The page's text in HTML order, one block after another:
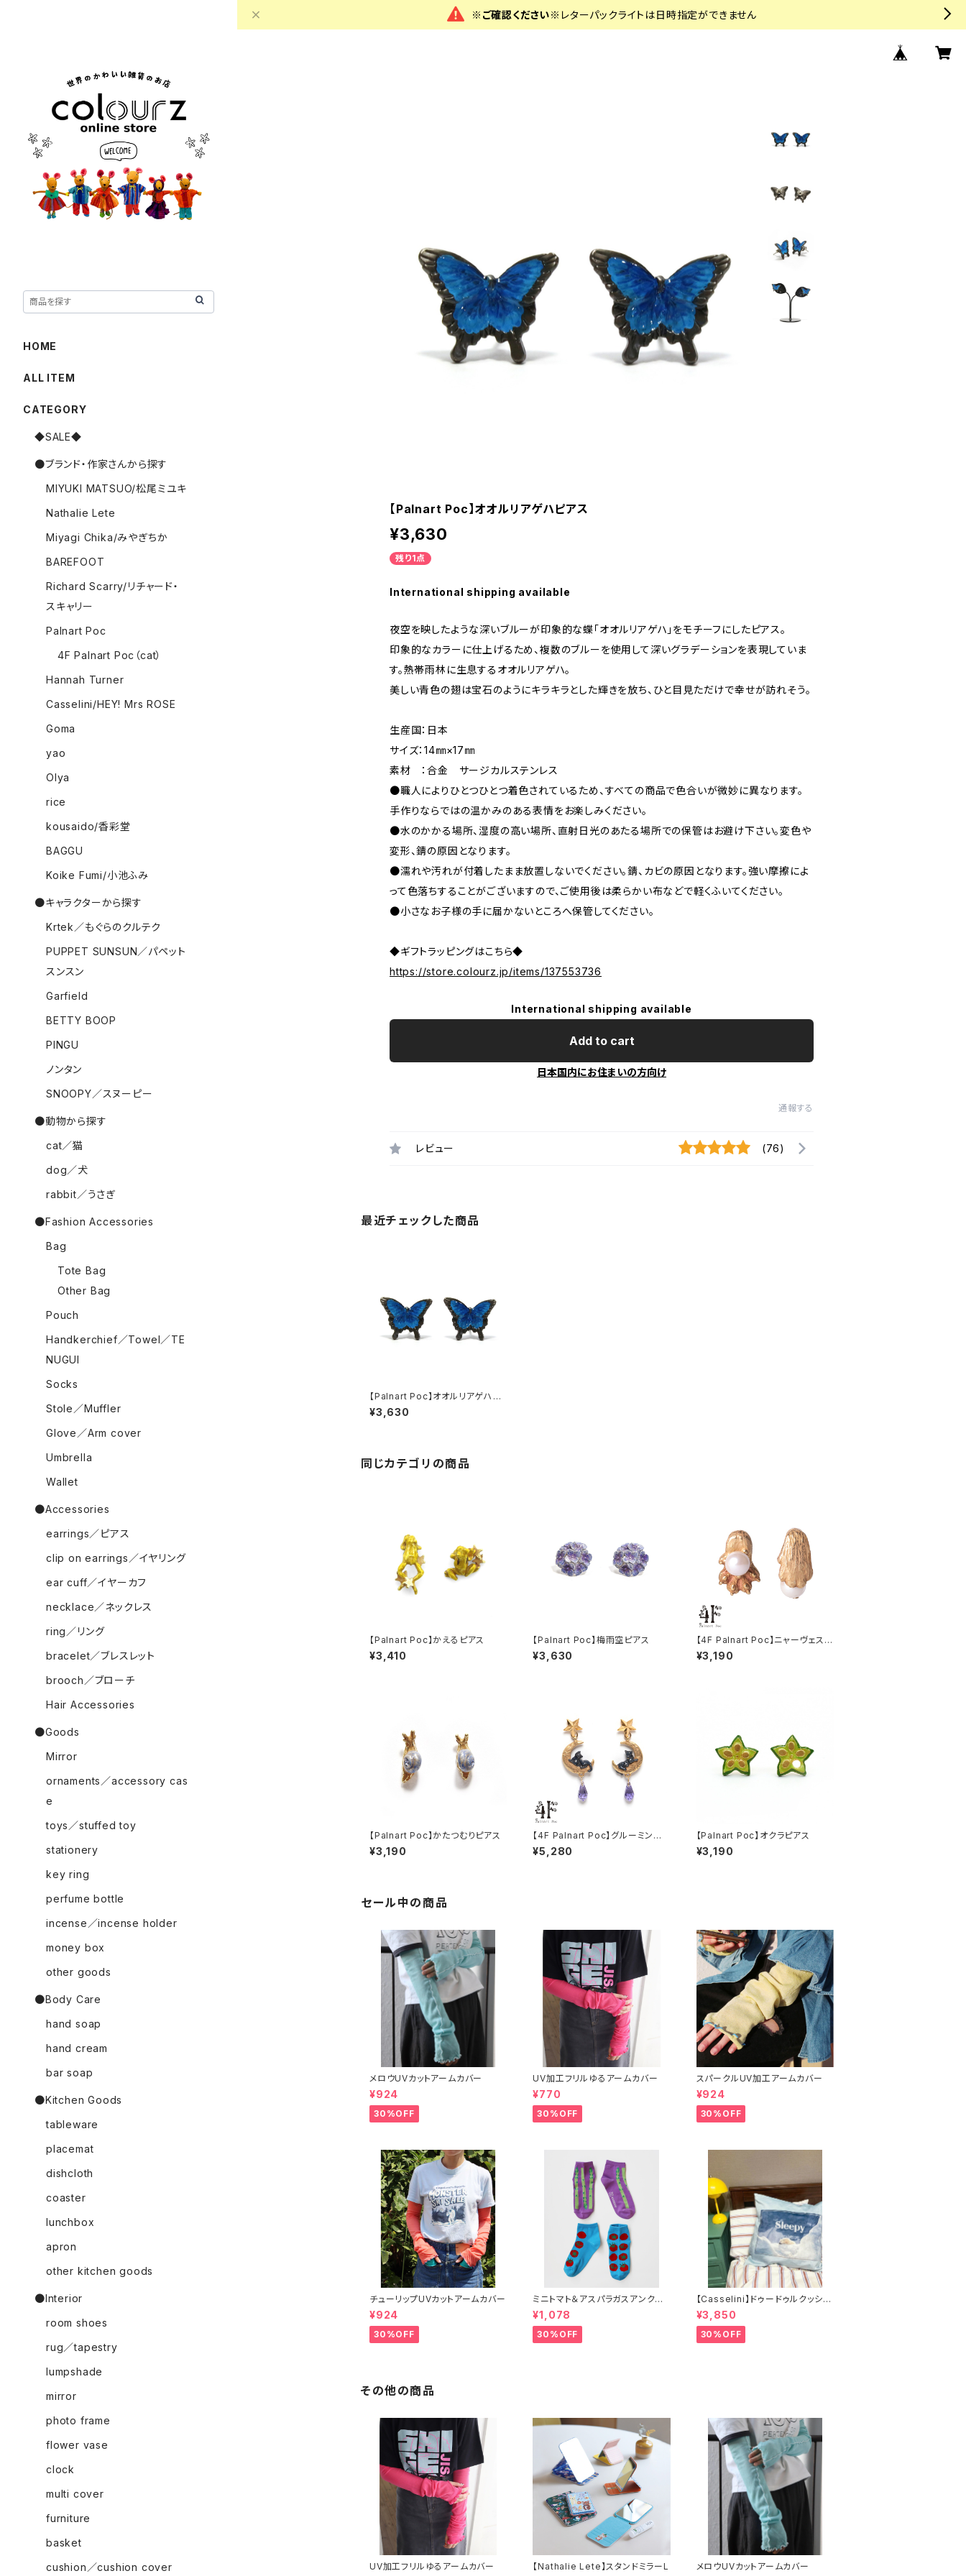
※ご確認ください※ レターパックライトは日時指定ができません
【Palnart Poc】オオルリアゲハピアス
¥3,630
残り1点
International shipping available
夜空を映したような深いブルーが印象的な蝶「オオルリアゲハ」をモチーフにしたピアス。
印象的なカラーに仕上げるため、複数のブルーを使用して深いグラデーションを表現していま
す。熱帯雨林に生息するオオルリアゲハ。
美しい青色の翅は宝石のようにキラキラとした輝きを放ち、ひと目見ただけで幸せが訪れそう。
生産国：日本
サイズ：14㎜×17㎜
素材 ：合金 サージカルステンレス
●職人によりひとつひとつ着色されているため、すべての商品で色合いが微妙に異なります。
手作りならではの温かみのある表情をお楽しみください。
●水のかかる場所、湿度の高い場所、直射日光のあたる場所での保管はお避け下さい。変色や
変形、錆の原因となります。
●濡れや汚れが付着したまま放置しないでください。錆、カビの原因となります。強い摩擦によ
って色落ちすることがございますので、ご使用後は柔らかい布などで軽くふいてください。
●小さなお子様の手に届かないところへ保管してください。
◆ギフトラッピングはこちら◆
https://store.colourz.jp/items/137553736
International shipping available
Add to cart
日本国内にお住まいの方向け
通報する
レビュー (76)
最近チェックした商品
【Palnart Poc】オオルリアゲハピ
アス
¥3,630
同じカテゴリの商品
【Palnart Poc】かえるピアス
¥3,410
【Palnart Poc】梅雨空ピアス
¥3,630
【4F Palnart Poc】ニャーヴェスト
ピアス ネコ
¥3,190
【Palnart Poc】かたつむりピアス
¥3,190
【4F Palnart Poc】グルーミング
ムーンピアス
¥5,280
【Palnart Poc】オクラピアス
¥3,190
セール中の商品
メロウUVカットアームカバー
¥924
30%OFF
UV加工フリルゆるアームカバー
¥770
30%OFF
スパークルUV加工アームカバー
¥924
30%OFF
チューリップUVカットアームカバー
¥924
30%OFF
ミニトマト＆アスパラガスアンクル
ソックス 2P
¥1,078
30%OFF
【Casselini】ドゥードゥルクッショ
ンカバー
¥3,850
30%OFF
その他の商品
UV加工フリルゆるアームカバー 【Nathalie Lete】スタンドミラーL メロウUVカットアームカバー
HOME
ALL ITEM
CATEGORY
◆SALE◆
●ブランド・作家さんから探す
MIYUKI MATSUO/松尾ミユキ
Nathalie Lete
Miyagi Chika/みやぎちか
BAREFOOT
Richard Scarry/リチャード・
スキャリー
Palnart Poc
4F Palnart Poc（cat）
Hannah Turner
Casselini/HEY! Mrs ROSE
Goma
yao
Olya
rice
kousaido/香彩堂
BAGGU
Koike Fumi/小池ふみ
●キャラクターから探す
Krtek／もぐらのクルテク
PUPPET SUNSUN／パペット
スンスン
Garfield
BETTY BOOP
PINGU
ノンタン
SNOOPY／スヌーピー
●動物から探す
cat／猫
dog／犬
rabbit／うさぎ
●Fashion Accessories
Bag
Tote Bag
Other Bag
Pouch
Handkerchief／Towel／TE
NUGUI
Socks
Stole／Muffler
Glove／Arm cover
Umbrella
Wallet
●Accessories
earrings／ピアス
clip on earrings／イヤリング
ear cuff／イヤーカフ
necklace／ネックレス
ring／リング
bracelet／ブレスレット
brooch／ブローチ
Hair Accessories
●Goods
Mirror
ornaments／accessory cas
e
toys／stuffed toy
stationery
key ring
perfume bottle
incense／incense holder
money box
other goods
●Body Care
hand soap
hand cream
bar soap
●Kitchen Goods
tableware
placemat
dishcloth
coaster
lunchbox
apron
other kitchen goods
●Interior
room shoes
rug／tapestry
lumpshade
mirror
photo frame
flower vase
clock
multi cover
furniture
basket
cushion／cushion cover